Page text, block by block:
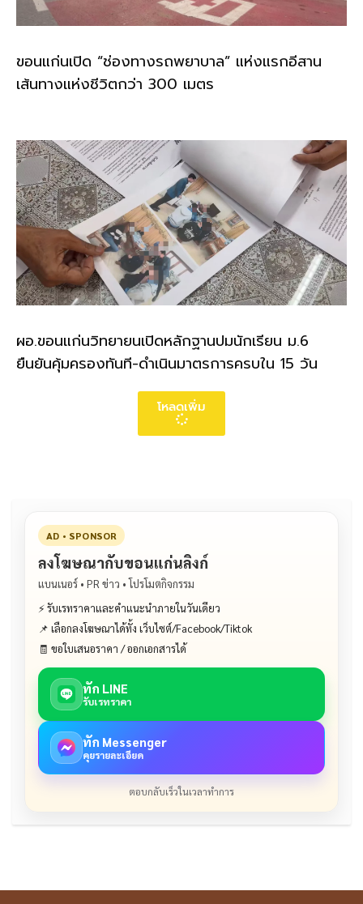
ขอนแก่นเปิด “ช่องทางรถพยาบาล” แห่งแรกอีสาน
เส้นทางแห่งชีวิตกว่า 300 เมตร
ผอ.ขอนแก่นวิทยายนเปิดหลักฐานปมนักเรียน ม.6
ยืนยันคุ้มครองทันที-ดำเนินมาตรการครบใน 15 วัน
โหลดเพิ่ม
AD • SPONSOR
ลงโฆษณากับขอนแก่นลิงก์
แบนเนอร์ • PR ข่าว • โปรโมตกิจกรรม
⚡ รับเรทราคาและคำแนะนำภายในวันเดียว
📌 เลือกลงโฆษณาได้ทั้ง เว็บไซต์/Facebook/Tiktok
🧾 ขอใบเสนอราคา / ออกเอกสารได้
ทัก LINE
รับเรทราคา
ทัก Messenger
คุยรายละเอียด
ตอบกลับเร็วในเวลาทำการ